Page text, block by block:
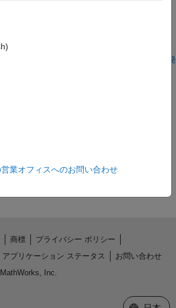
コード置換ライブラリの開発
業オフィスへのお問い合わせ
商標
プライバシー ポリシー
アプリケーション ステータス
お問い合わせ
Inc.